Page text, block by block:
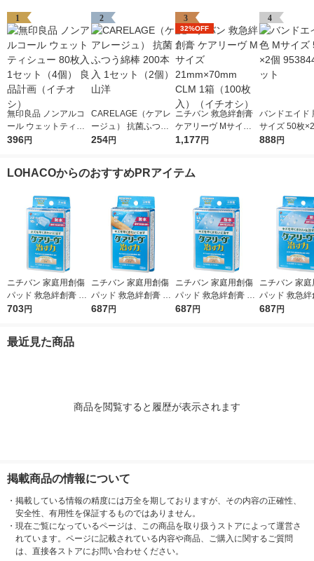
1
無印良品 ノンアルコ
ール ウェットティシ
ュー 80枚入 1セット
396円
2
CARELAGE（ケアレ
ージュ） 抗菌ふつう
綿棒 200本入 1セット
254円
3
32%OFF
ニチバン 救急絆創膏
ケアリーヴ Mサイズ 2
1mm×70mm CLM 1箱
1,177円
4
バンドエイド
サイズ 50枚
844 1セット
888円
LOHACOからのおすすめPRアイテム
ニチバン 家庭用創傷
パッド 救急絆創膏 ケ
アリーヴ 治す力 防水
1箱（16枚入）
703円
ニチバン 家庭用創傷
パッド 救急絆創膏 ケ
アリーヴ 治す力 防水
687円
ニチバン 家庭用創傷
パッド 救急絆創膏 ケ
アリーヴ 治す力 防水
687円
ニチバン 家
パッド 救急絆
アリーヴ 治す
687円
最近見た商品
商品を閲覧すると履歴が表示されます
掲載商品の情報について
・ 掲載している情報の精度には万全を期しておりますが、その内容の正確性、
安全性、有用性を保証するものではありません。
・ 現在ご覧になっているページは、この商品を取り扱うストアによって運営さ
れています。ページに記載されている内容や商品、ご購入に関するご質問
は、直接各ストアにお問い合わせください。